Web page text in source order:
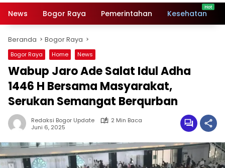
News Bogor Raya Pemerintahan Kesehatan
Beranda Bogor Raya
Bogor Raya Home News
Wabup Jaro Ade Salat Idul Adha
1446 H Bersama Masyarakat,
Serukan Semangat Berqurban
Redaksi Bogor Update
2 Min Baca
Juni 6, 2025